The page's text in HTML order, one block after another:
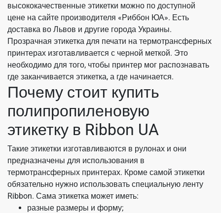
высококачественные этикетки можно по доступной
цене на сайте производителя «Риббон ЮА». Есть
доставка во Львов и другие города Украины.
Прозрачная этикетка для печати на термотрансферных
принтерах изготавливается с черной меткой. Это
необходимо для того, чтобы принтер мог распознавать
где заканчивается этикетка, а где начинается.
Почему стоит купить
полипропиленовую
этикетку в Ribbon UA
Такие этикетки изготавливаются в рулонах и они
предназначены для использования в
термотрансферных принтерах. Кроме самой этикетки
обязательно нужно использовать специальную ленту
Ribbon. Сама этикетка может иметь:
разные размеры и форму;